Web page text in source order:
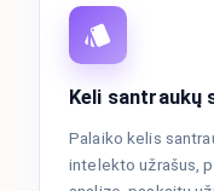
Keli santraukų
Palaiko kelis
intelekto užrašus,